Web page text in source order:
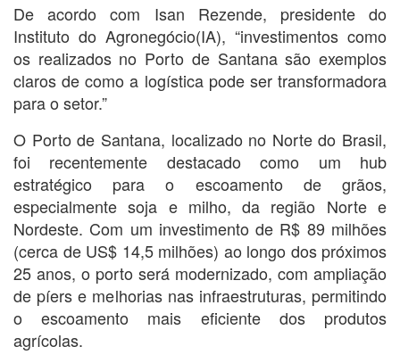
De acordo com Isan Rezende, presidente do
Instituto do Agronegócio(IA), “investimentos como
os realizados no Porto de Santana são exemplos
claros de como a logística pode ser transformadora
para o setor.”
O Porto de Santana, localizado no Norte do Brasil,
foi recentemente destacado como um hub
estratégico para o escoamento de grãos,
especialmente soja e milho, da região Norte e
Nordeste. Com um investimento de R$ 89 milhões
(cerca de US$ 14,5 milhões) ao longo dos próximos
25 anos, o porto será modernizado, com ampliação
de píers e melhorias nas infraestruturas, permitindo
o escoamento mais eficiente dos produtos
agrícolas.